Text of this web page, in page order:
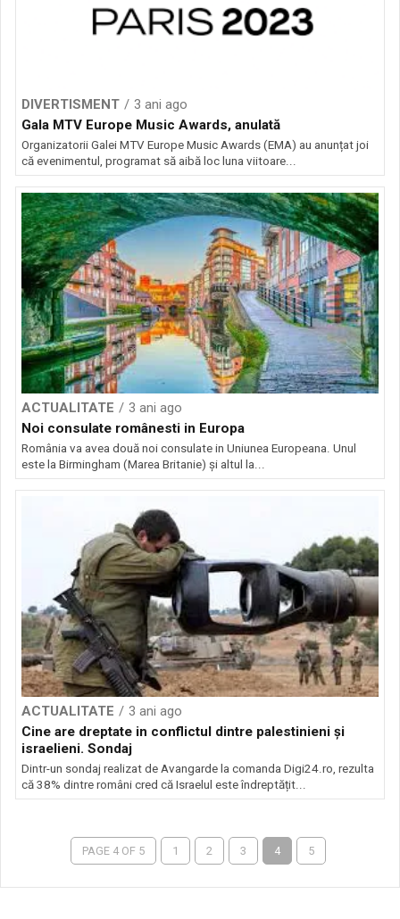
DIVERTISMENT
3 ani ago
Gala MTV Europe Music Awards, anulată
Organizatorii Galei MTV Europe Music Awards (EMA) au anunțat joi
că evenimentul, programat să aibă loc luna viitoare...
ACTUALITATE
3 ani ago
Noi consulate românesti in Europa
România va avea două noi consulate in Uniunea Europeana. Unul
este la Birmingham (Marea Britanie) și altul la...
ACTUALITATE
3 ani ago
Cine are dreptate in conflictul dintre palestinieni și
israelieni. Sondaj
Dintr-un sondaj realizat de Avangarde la comanda Digi24.ro, rezulta
că 38% dintre români cred că Israelul este îndreptățit...
PAGE 4 OF 5 1 2 3 4 5